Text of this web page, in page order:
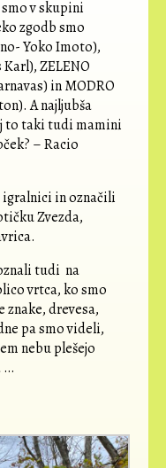
v skupini
zgodb smo
Yoko Imoto),
ZELENO
in MODRO
A najljubša
to taki tudi mamini
– Racio
igralnici in označili
Zvezda,
tudi na
vrtca, ko smo
drevesa,
pa smo videli,
nebu plešejo
…